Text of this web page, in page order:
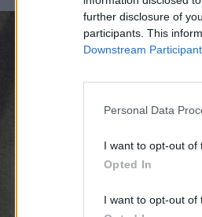
further disclosure of
participants. This
Downstream
Personal Data
I want to opt-out of
Opted In
I want to opt-out of